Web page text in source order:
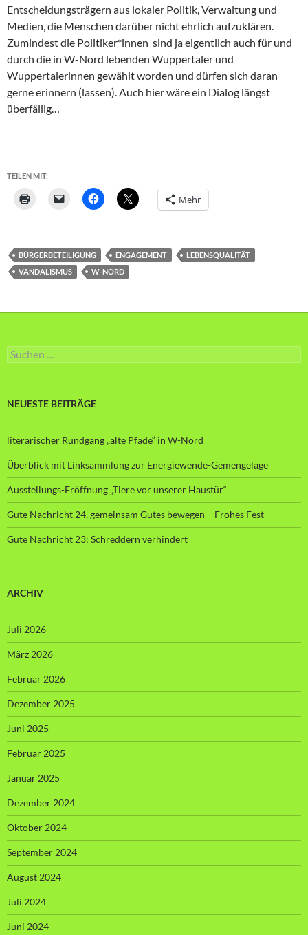
Entscheidungsträgern aus lokaler Politik, Verwaltung und
Medien, die Menschen darüber nicht ehrlich aufzuklären.
Zumindest die Politiker*innen sind ja eigentlich auch für und
durch die in W-Nord lebenden Wuppertaler und
Wuppertalerinnen gewählt worden und dürfen sich daran
gerne erinnern (lassen). Auch hier wäre ein Dialog längst
überfällig…
TEILEN MIT:
Mehr
BÜRGERBETEILIGUNG ENGAGEMENT
LEBENSQUALITÄT
VANDALISMUS
W-NORD
Suche
nach:
NEUESTE BEITRÄGE
literarischer Rundgang „alte Pfade“ in W-Nord
Überblick mit Linksammlung zur Energiewende-Gemengelage
Ausstellungs-Eröffnung „Tiere vor unserer Haustür“
Gute Nachricht 24, gemeinsam Gutes bewegen – Frohes Fest
Gute Nachricht 23: Schreddern verhindert
ARCHIV
Juli 2026
März 2026
Februar 2026
Dezember 2025
Juni 2025
Februar 2025
Januar 2025
Dezember 2024
Oktober 2024
September 2024
August 2024
Juli 2024
Juni 2024